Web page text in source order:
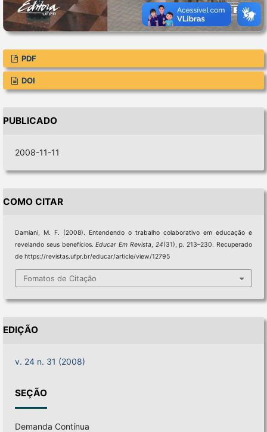
PDF
DOI
PUBLICADO
2008-11-11
COMO CITAR
Damiani, M. F. (2008). Entendendo o trabalho colaborativo em educação e
revelando seus benefícios.Educar Em Revista, 24(31), p. 213–230. Recuperado
de https://revistas.ufpr.br/educar/article/view/12795
Fomatos de Citação
EDIÇÃO
v. 24 n. 31 (2008)
SEÇÃO
Demanda Contínua